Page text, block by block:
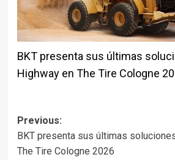
BKT presenta sus últimas
Highway en The Tire Cologne
Post
navigation
Previous:
BKT presenta sus últimas
The Tire Cologne 2026